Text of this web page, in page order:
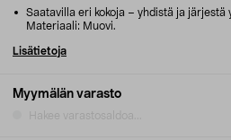
Myymälän varasto
Hakee varastosaldoa...
Saatavilla eri kokoja – yhdistä ja järjestä
Materiaali: Muovi.
Lisätietoja